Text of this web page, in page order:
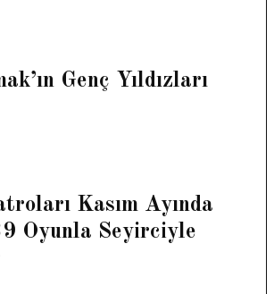
Genç Yıldızları
Kasım Ayında
Oyunla Seyirciyle